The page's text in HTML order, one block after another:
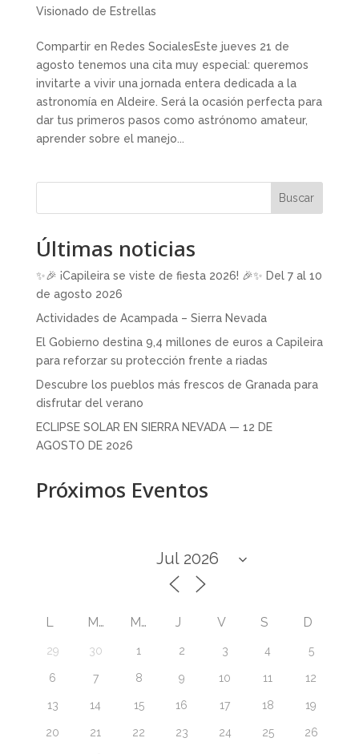
Visionado de Estrellas
Compartir en Redes SocialesEste jueves 21 de
agosto tenemos una cita muy especial: queremos
invitarte a vivir una jornada entera dedicada a la
astronomía en Aldeire. Será la ocasión perfecta para
dar tus primeros pasos como astrónomo amateur,
aprender sobre el manejo...
Buscar
Últimas noticias
✨🎉 ¡Capileira se viste de fiesta 2026! 🎉✨ Del 7 al 10
de agosto 2026
Actividades de Acampada – Sierra Nevada
El Gobierno destina 9,4 millones de euros a Capileira
para reforzar su protección frente a riadas
Descubre los pueblos más frescos de Granada para
disfrutar del verano
ECLIPSE SOLAR EN SIERRA NEVADA — 12 DE
AGOSTO DE 2026
Próximos Eventos
L M M J V S D
29 30 1 2 3 4 5
6 7 8 9 10 11 12
13 14 15 16 17 18 19
20 21 22 23 24 25 26